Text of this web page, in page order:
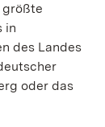
größte
in
des Landes
oder das